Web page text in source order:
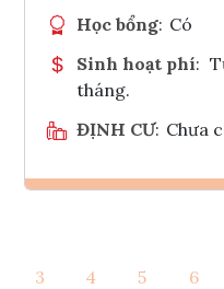
Học bổng: Có
Sinh hoạt phí:
tháng.
ĐỊNH CƯ: Chưa
3 4 5 6